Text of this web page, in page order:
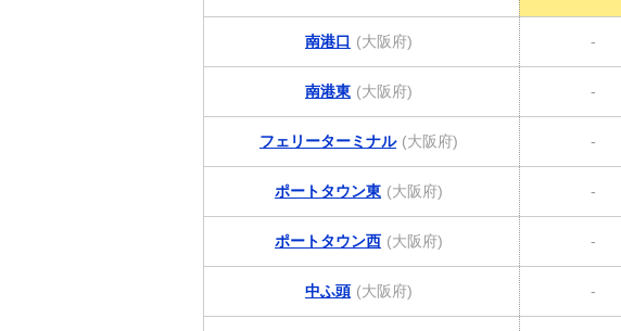
南港口 (大阪府) -
南港東 (大阪府) -
フェリーターミナル (大阪府) -
ポートタウン東 (大阪府) -
ポートタウン西 (大阪府) -
中ふ頭 (大阪府) -